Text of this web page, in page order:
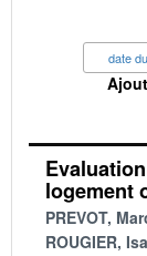
date
logement
PREVOT,
ROUGIER,